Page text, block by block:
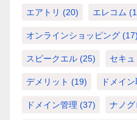
エアトリ (20) エレコム
オンラインショッピング (17)
スピークエル (25) セキュ
デメリット (19) ドメイ
ドメイン管理 (37) ナノグ